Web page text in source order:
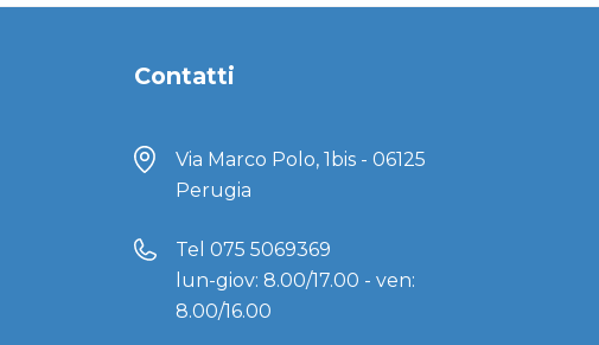
Contatti
Via Marco Polo, 1bis - 06125
Perugia
Tel 075 5069369
lun-giov: 8.00/17.00 - ven:
8.00/16.00